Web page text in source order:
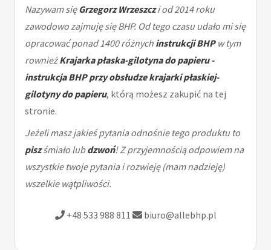
Nazywam sięGrzegorz Wrzeszczi od 2014 roku
zawodowo zajmuję się BHP. Od tego czasu udało mi się
opracować ponad 1400 różnych instrukcji BHPw tym
rownieżKrajarka płaska-gilotyna do papieru -
instrukcja BHP przy obsłudze krajarki płaskiej-
gilotyny do papieru, którą możesz zakupić na tej
stronie.
Jeżeli masz jakieś pytania odnośnie tego produktu to
piszśmiało lubdzwoń! Z przyjemnością odpowiem na
wszystkie twoje pytania i rozwieję (mam nadzieję)
wszelkie wątpliwości.
+48 533 988 811 biuro@allebhp.pl